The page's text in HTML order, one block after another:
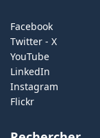
Facebook
Twitter - X
YouTube
LinkedIn
Instagram
Flickr